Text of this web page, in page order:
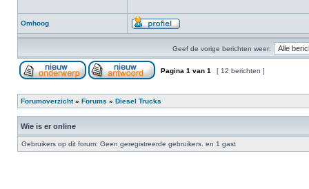
Omhoog
Geef de vorige berichten weer:
Pagina 1 van 1 [ 12 berichten ]
Forumoverzicht» Forums » Diesel Trucks
Wie is er online
Gebruikers op dit forum: Geen geregistreerde gebruikers. en 1 gast